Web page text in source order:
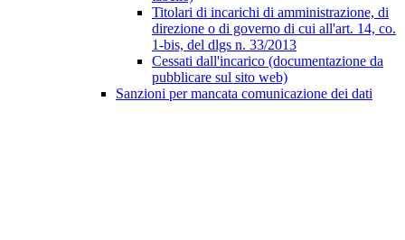
Titolari di incarichi di amministrazione, di
direzione o di governo di cui all'art. 14, co.
1-bis, del dlgs n. 33/2013
Cessati dall'incarico (documentazione da
pubblicare sul sito web)
Sanzioni per mancata comunicazione dei dati